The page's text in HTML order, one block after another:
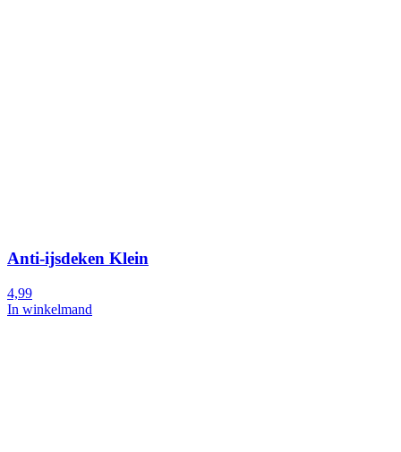
Anti-ijsdeken Klein
4,99
In winkelmand